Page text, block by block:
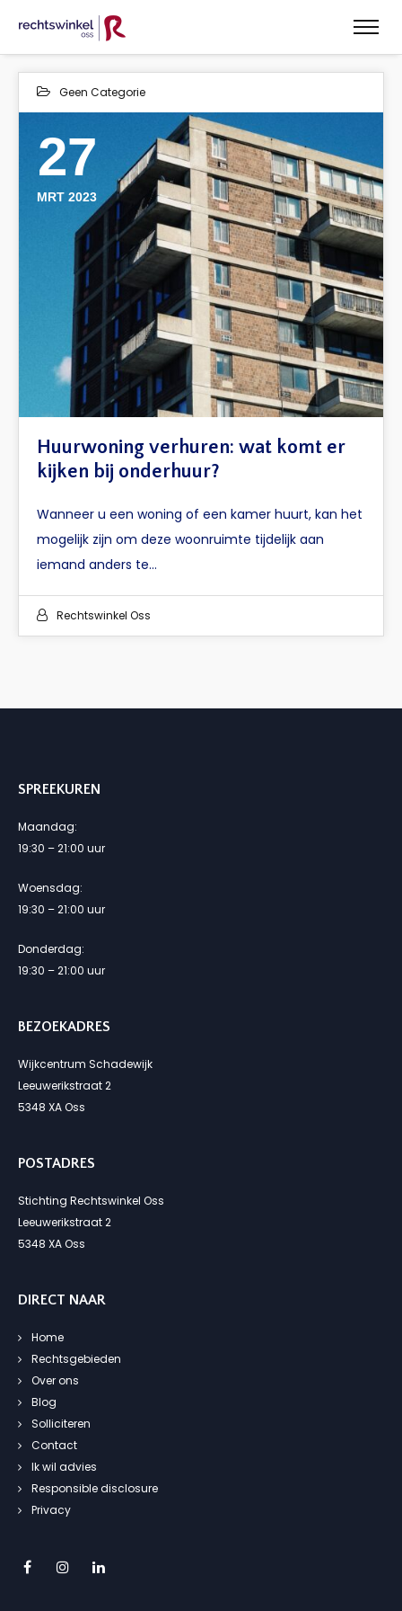
Geen Categorie
27
MRT 2023
Huurwoning verhuren: wat komt er
kijken bij onderhuur?
Wanneer u een woning of een kamer huurt, kan het
mogelijk zijn om deze woonruimte tijdelijk aan
iemand anders te…
Rechtswinkel Oss
SPREEKUREN
Maandag:
19:30 – 21:00 uur
Woensdag:
19:30 – 21:00 uur
Donderdag:
19:30 – 21:00 uur
BEZOEKADRES
Wijkcentrum Schadewijk
Leeuwerikstraat 2
5348 XA Oss
POSTADRES
Stichting Rechtswinkel Oss
Leeuwerikstraat 2
5348 XA Oss
DIRECT NAAR
Home
Rechtsgebieden
Over ons
Blog
Solliciteren
Contact
Ik wil advies
Responsible disclosure
Privacy